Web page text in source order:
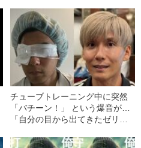
チューブトレーニング中に突然
「バチーン！」 という爆音が…
「自分の目から出てきたゼリー
いました」柿谷や宇佐美ともプ